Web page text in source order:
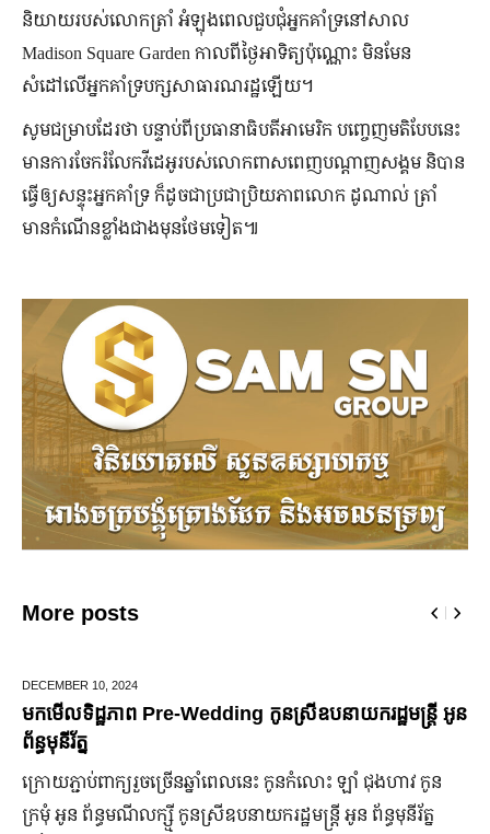
និយាយរបស់លោកត្រាំ អំឡុងពេលជួបជុំអ្នកគាំទ្រនៅសាល
Madison Square Garden កាលពីថ្ងៃអាទិត្យប៉ុណ្ណោះ មិនមែន
សំដៅលើអ្នកគាំទ្របក្សសាធារណរដ្ឋឡើយ។
សូមជម្រាបដែរថា បន្ទាប់ពីប្រធានាធិបតីអាមេរិក បញ្ចេញមតិបែបនេះ
មានការចែករំលែកវីដេអូរបស់លោកពាសពេញបណ្ដាញសង្គម និបាន
ធ្វើឲ្យសន្ទុះអ្នកគាំទ្រ ក៏ដូចជាប្រជាប្រិយភាពលោក ដូណាល់ ត្រាំ
មានកំណើនខ្លាំងជាងមុនថែមទៀត៕
More posts
DECEMBER 10, 2024
មកមើលទិដ្ឋភាព Pre-Wedding កូនស្រីឧបនាយករដ្ឋមន្រ្តី អូន
ព័ន្ធមុនីរ័ត្ន
ក្រោយ​ភ្ជាប់​ពាក្យ​រួច​ច្រើន​ឆ្នាំ​ពេលនេះ កូនកំលោះ ឡាំ ជុងហាវ កូន
ក្រមុំ អូន ព័ន្ធមណីលក្ស្មី កូនស្រី​ឧបនាយករដ្ឋមន្ត្រី អូន ព័ន្ធមុនីរ័ត្ន